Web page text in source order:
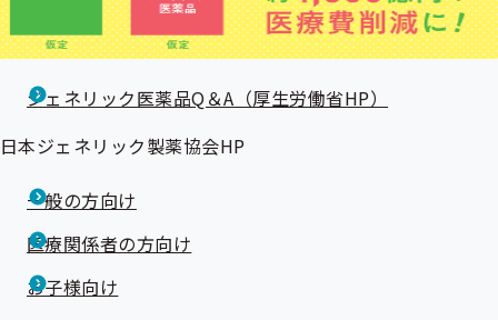
ジェネリック医薬品Q＆A（厚生労働省HP）
日本ジェネリック製薬協会HP
一般の方向け
医療関係者の方向け
お子様向け